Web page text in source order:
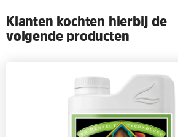
Klanten kochten hierbij de
volgende producten